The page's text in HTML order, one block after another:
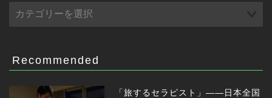
Recommended
「旅するセラピスト」——日本全国